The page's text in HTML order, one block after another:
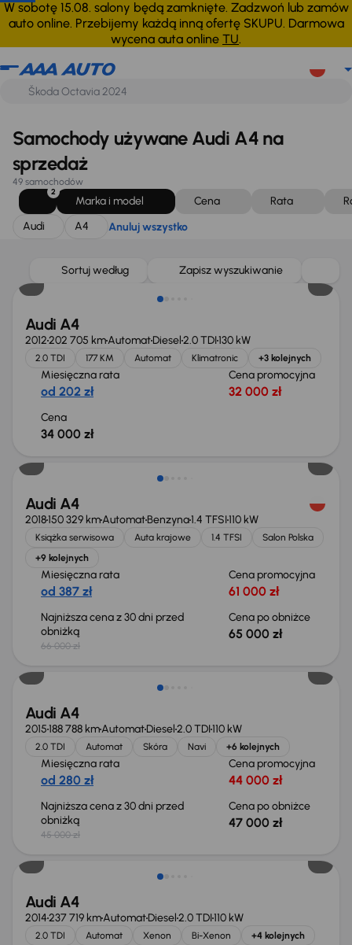
W sobotę 15.08. salony będą zamknięte. Zadzwoń lub zamów
auto online. Przebijemy każdą inną ofertę SKUPU. Darmowa
wycena auta online TU.
Audi A4 Anuluj wszystko
Samochody używane Audi A4 na
sprzedaż
49 samochodów
2
Marka i model Cena Rata
Audi
A4 Anuluj wszystko
Sortuj według Zapisz wyszukiwanie
Audi A4
2012202 705 kmAutomatDiesel2.0 TDI130 kW
2.0 TDI 177 KM Automat Klimatronic +3 kolejnych
Miesięczna rata
od 202 zł
Cena promocyjna
32 000 zł
Cena
34 000 zł
Audi A4
2018150 329 kmAutomatBenzyna1.4 TFSI110 kW
Książka serwisowa Auta krajowe 1.4 TFSI
Salon Polska
+9 kolejnych
Miesięczna rata
od 387 zł
Cena promocyjna
61 000 zł
Najniższa cena z 30 dni przed
obniżką
66 000 zł
Cena po obniżce
65 000 zł
Audi A4
2015188 788 kmAutomatDiesel2.0 TDI110 kW
2.0 TDI Automat Skóra Navi +6 kolejnych
Miesięczna rata
od 280 zł
Cena promocyjna
44 000 zł
Najniższa cena z 30 dni przed
obniżką
45 000 zł
Cena po obniżce
47 000 zł
Audi A4
2014237 719 kmAutomatDiesel2.0 TDI110 kW
2.0 TDI Automat Xenon Bi-Xenon +4 kolejnych